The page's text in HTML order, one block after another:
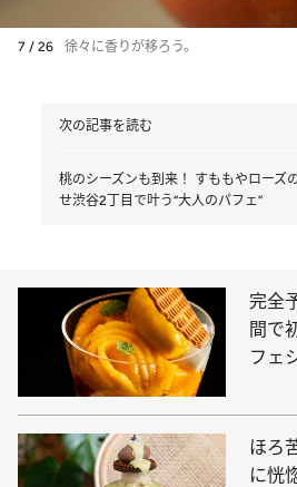
7 / 26 徐々に香りが移ろう。
次の記事を読む
桃のシーズンも到来！ すももやローズ
せ渋谷2丁目で叶う“大人のパフェ”
完全
間で
フェ
ほろ
に恍